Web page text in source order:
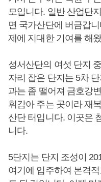
모입니다. 일반 산업단
면 국가산단에 버금갑
제에 지대한 기여를 해
성서산단의 여섯 단지
자리 잡은 단지는 5차
과는 좀 떨어져 금호강
휘감아 주는 곳이라 재
산단 터입니다. 이곳은
니다.
5단지는 단지 조성이
여기에 입주하여 본격